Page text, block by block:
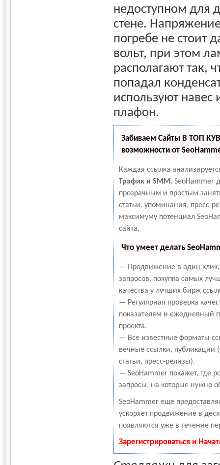
недоступном для
стене.
погребе не стоит
вольт, при этом
располагают так,
попадал
используют
плафон.
Забиваем Сайты В ТОП
возможности от
Каждая ссылка
Трафик и SMM. SeoHammer
прозрачным и простым
статьи, упоминания, пресс-
максимуму потенциал
сайта.
Что умеет делать
— Продвижение в один клик,
запросов, покупка самых
качества у лучших бирж
— Регулярная проверка
показателям и ежедневный
проекта.
— Все известные форматы
вечные ссылки,
статьи, пресс-релизы).
— SeoHammer покажет, где
запросы, на которые нужно
SeoHammer еще
ускоряет продвижение в
появляются уже в течение
Зарегистрироваться и